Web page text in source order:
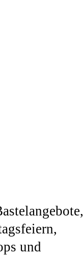
und